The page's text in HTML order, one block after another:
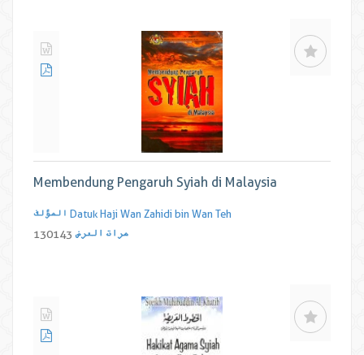
Membendung Pengaruh Syiah di Malaysia
Datuk Haji Wan Zahidi bin Wan Teh
مرات العرض 130143